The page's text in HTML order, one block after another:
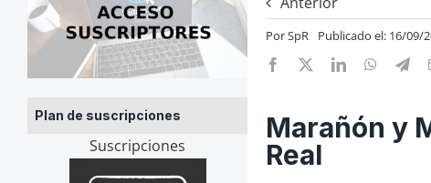
Plan de suscripciones
Suscripciones
PorSpR Publicado el: 16/09/
Marañón y
Real